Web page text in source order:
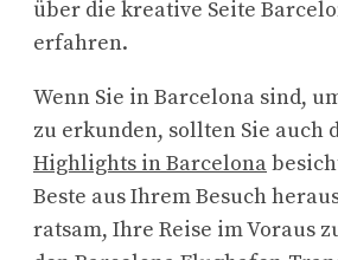
über die kreative Seite
erfahren.
Wenn Sie in Barcelona sind,
zu erkunden, sollten Sie auch
Highlights in Barcelona
Beste aus Ihrem Besuch
ratsam, Ihre Reise im Voraus